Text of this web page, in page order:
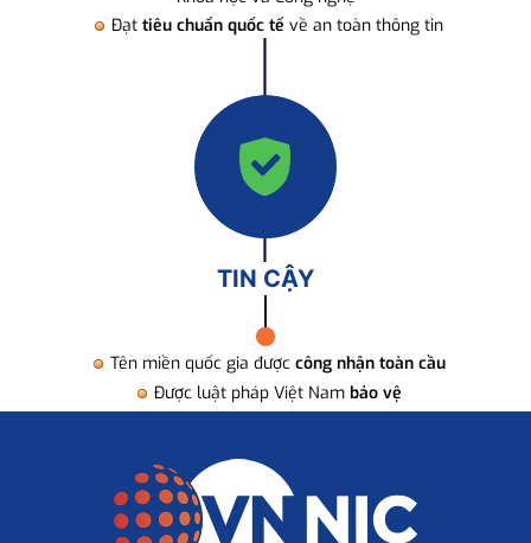
Đạt tiêu chuẩn quốc tế về an toàn thông tin
TIN CẬY
Tên miền quốc gia được công nhận toàn cầu
Được luật pháp Việt Nam bảo vệ